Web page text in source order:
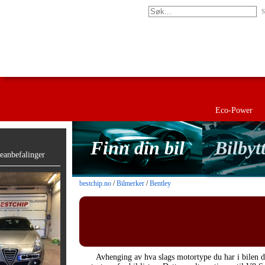
Eco-Power
Finn din bil
bestchip.no /Bilmerker /Bentley
Avhenging av hva slags motortype du har i